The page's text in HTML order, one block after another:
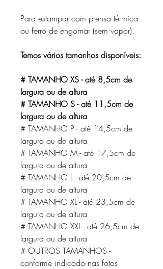
Para estampar com prensa térmica
ou ferro de engomar (sem vapor).
Temos vários tamanhos disponíveis:
# TAMANHO XS - até 8,5cm de
largura ou de altura
# TAMANHO S - até 11,5cm de
largura ou de altura
# TAMANHO P - até 14,5cm de
largura ou de altura
# TAMANHO M - até 17,5cm de
largura ou de altura
# TAMANHO L - até 20,5cm de
largura ou de altura
# TAMANHO XL - até 23,5cm de
largura ou de altura
# TAMANHO XXL - até 26,5cm de
largura ou de altura
# OUTROS TAMANHOS -
conforme indicado nas fotos